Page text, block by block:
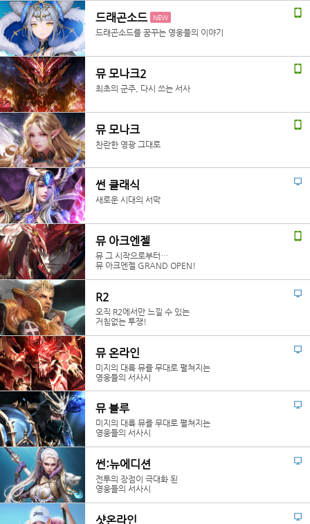
드래곤소드 NEW
드래곤소드를 꿈꾸는 영웅들의 이야기
뮤 모나크2
최초의 군주, 다시 쓰는 서사
뮤 모나크
찬란한 영광 그대로
썬 클래식
새로운 시대의 서막
뮤 아크엔젤
뮤 그 시작으로부터…
뮤 아크엔젤 GRAND OPEN!
R2
오직 R2에서만 느낄 수 있는
거침없는 투쟁!
뮤 온라인
미지의 대륙 뮤를 무대로 펼쳐지는
영웅들의 서사시
뮤 블루
미지의 대륙 뮤를 무대로 펼쳐지는
영웅들의 서사시
썬:뉴에디션
전투의 장점이 극대화 된
영웅들의 서사시
샷온라인